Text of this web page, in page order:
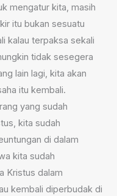
mengatur kita, masih
itu bukan sesuatu
kalau terpaksa sekali
tidak sesegera
lain lagi, kita akan
itu kembali.
yang sudah
kita sudah
di dalam
kita sudah
Kristus dalam
kembali diperbudak di